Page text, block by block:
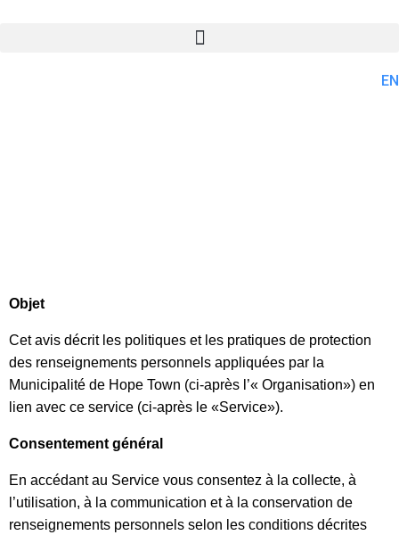
EN
Objet
Cet avis décrit les politiques et les pratiques de protection
des renseignements personnels appliquées par la
Municipalité de Hope Town (ci-après l’« Organisation») en
lien avec ce service (ci-après le «Service»).
Consentement général
En accédant au Service vous consentez à la collecte, à
l’utilisation, à la communication et à la conservation de
renseignements personnels selon les conditions décrites